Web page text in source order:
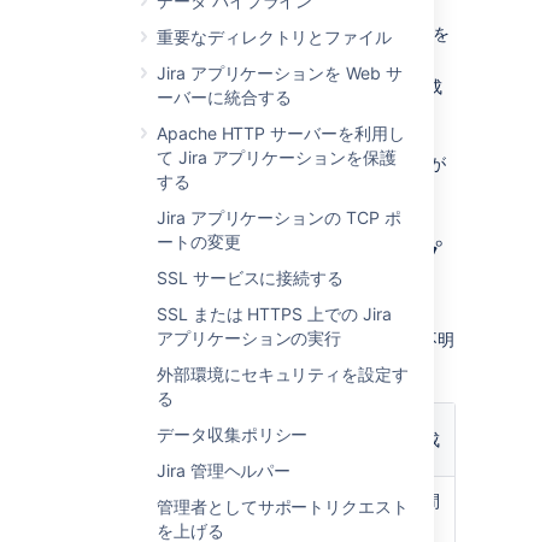
重要なディレクトリとファイル
Jira アプリケーションを Web サ
ーバーに統合する
Apache HTTP サーバーを利用し
て Jira アプリケーションを保護
する
Jira アプリケーションの TCP ポ
ートの変更
SSL サービスに接続する
SSL または HTTPS 上での Jira
アプリケーションの実行
外部環境にセキュリティを設定す
る
データ収集ポリシー
Jira 管理ヘルパー
管理者としてサポートリクエスト
を上げる
選択すべきかが不明な場合、「
インデックス再作成オプション
」を
現在のノード:インデックス再作成
が実施されるノード。Jira Data
Center でのみ利用可能です。
インデックス パス:インデックスが
保存されるディレクトリ。
インデックス再作成のオプ
ション
選択すべきインデックス再作成オプションが不明
な場合、次の情報をご確認ください。
ドでインデック
ス再作成する
全インデックスの再作成
シングルスレッ
ド。完了に時間
マルチスレッド。短時間